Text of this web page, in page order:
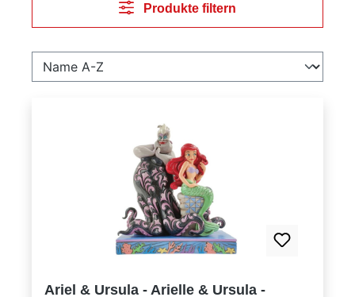
Produkte filtern
Ariel & Ursula - Arielle & Ursula -